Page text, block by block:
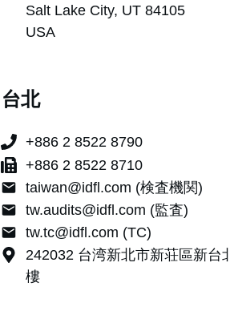
Salt Lake City, UT 84105
USA
台北
+886 2 8522 8790
+886 2 8522 8710
taiwan@idfl.com (検査機関)
tw.audits@idfl.com (監査)
tw.tc@idfl.com (TC)
242032 台湾新北市新荘區新台
樓